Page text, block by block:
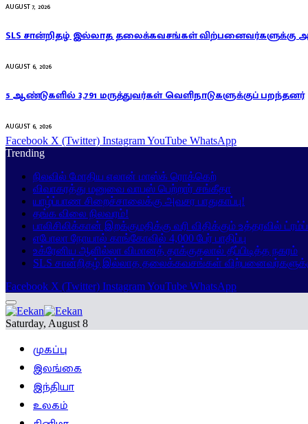
AUGUST 7, 2026
SLS சான்றிதழ் இல்லாத தலைக்கவசங்கள் விற்பனைவர்களுக்கு
AUGUST 6, 2026
5 ஆண்டுகளில் 3,791 மருத்துவர்கள் வெளிநாடுகளுக்குப் பறந்தனர்
AUGUST 6, 2026
Facebook X (Twitter) InstagramYouTube WhatsApp
Trending
நிலவில் மோதிய எலான் மாஸ்க் ரொக்கெற்
விவாகரத்து மனுவை வாபஸ் பெற்றார் சங்கீதா
யாழ்ப்பாண சிறைச்சாலைக்கு அவசர பாதுகாப்பு!
தங்க விலை நிலவரம்!
பாலிசிலிக்கான் இறக்குமதிக்கு வரி விதிக்கும் உத்தரவில்
எபோலா நோயால் காங்கோவில் 4,000 பேர் பாதிப்பு
உக்ரேனிய ஆளில்லா விமானத் தாக்குதலால் தீப்பிடித்த நகரம்
SLS சான்றிதழ் இல்லாத தலைக்கவசங்கள்
Facebook X (Twitter) InstagramYouTube WhatsApp
Saturday, August 8
முகப்பு
இலங்கை
இந்தியா
உலகம்